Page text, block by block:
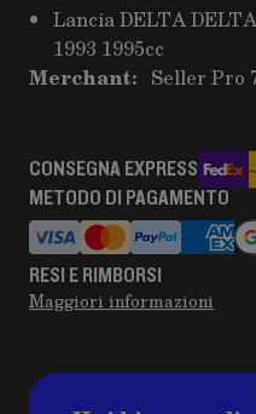
Lancia DELTA
1993 1995cc
Merchant: Seller Pro
CONSEGNA EXPRESS
METODO DI PAGAMENTO
RESI E RIMBORSI
Maggiori informazioni